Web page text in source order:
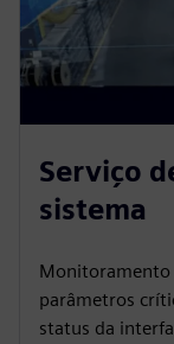
Serviço
sistema
Monitoramento
parâmetros
status da